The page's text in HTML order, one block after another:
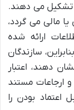
تشکیل می دهند.
مالی می گردد،
ارائه شده
سازندگان
دهند، اعتبار
ارجاعات مستند
اعتماد بودن را